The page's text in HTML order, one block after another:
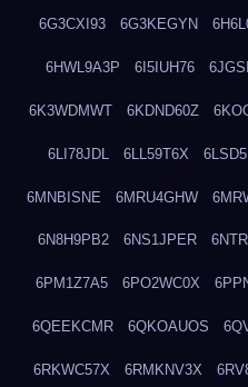
6G3CXI93 6G3KEGYN
6HWL9A3P 6I5IUH76
6K3WDMWT 6KDND60Z
6LI78JDL 6LL59T6X
6MNBISNE 6MRU4GHW
6N8H9PB2 6NS1JPER
6PM1Z7A5 6PO2WC0X
6QEEKCMR 6QKOAUOS
6RKWC57X 6RMKNV3X